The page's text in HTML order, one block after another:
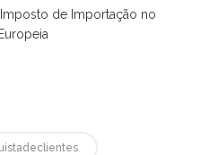
de Importação no